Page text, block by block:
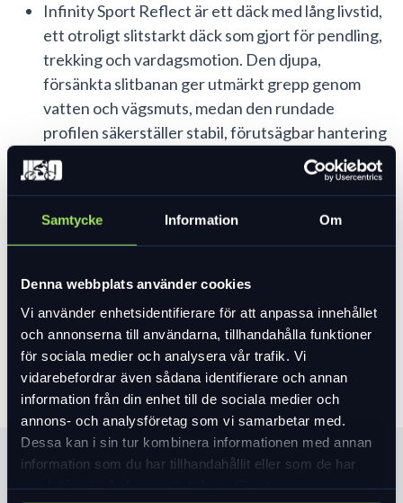
Samtycke Information Om
Denna webbplats använder cookies
Vi använder enhetsidentifierare för att anpassa innehållet
och annonserna till användarna, tillhandahålla funktioner
för sociala medier och analysera vår trafik. Vi
vidarebefordrar även sådana identifierare och annan
information från din enhet till de sociala medier och
annons- och analysföretag som vi samarbetar med.
Dessa kan i sin tur kombinera informationen med annan
information som du har tillhandahållit eller som de har
Infinity Sport Reflect är ett däck med lång livstid,
ett otroligt slitstarkt däck som gjort för pendling,
trekking och vardagsmotion. Den djupa,
försänkta slitbanan ger utmärkt grepp genom
vatten och vägsmuts, medan den rundade
profilen säkerställer stabil, förutsägbar hantering
i kurvorna. Det har också BlackBelt, ett pålitligt
punkteringsskydd, plus reflexdetaljer för ökad
Art. nr:0031-0267
299 kr
Lägg i varukorg
Produktinformation